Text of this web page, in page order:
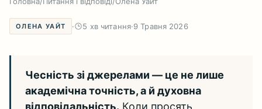
ОЛЕНА УАЙТ · 5 хв читання·9 Травня 2026
Чесність зі джерелами — це не лише
академічна точність, а й духовна
відповідальність. Коли просять